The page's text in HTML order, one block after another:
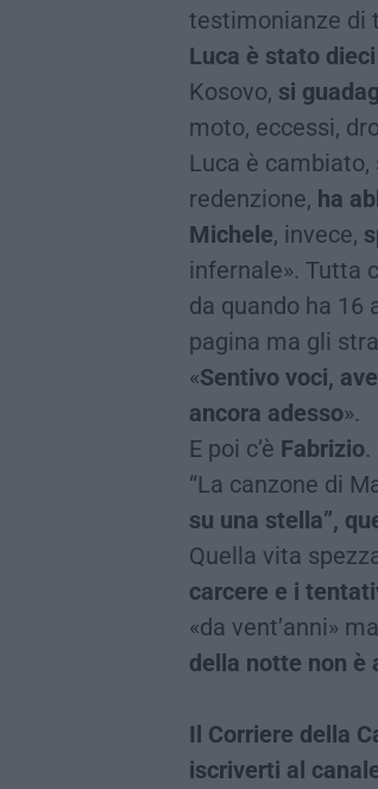
testimonianze di
Luca è stato
Kosovo, si
moto, eccessi,
Luca è
redenzione, ha
Michele, invece,
infernale». Tutta
da quando ha 16
pagina ma gli
«Sentivo voci,
ancora adesso».
E poi c’è Fabrizio
“La canzone di
su una stella”,
Quella vita
carcere e i
«da vent’anni»
della notte non è
Il Corriere della
iscriverti al